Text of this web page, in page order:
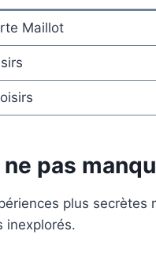
Maillot
pas
plus
inexplorés.